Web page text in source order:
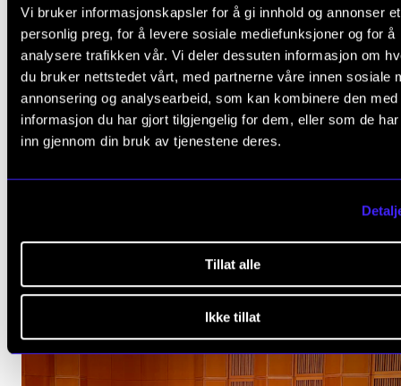
Vi bruker informasjonskapsler for å gi innhold og annonser et
personlig preg, for å levere sosiale mediefunksjoner og for å
analysere trafikken vår. Vi deler dessuten informasjon om
du bruker nettstedet vårt, med partnerne våre innen sosiale
annonsering og analysearbeid, som kan kombinere den med
informasjon du har gjort tilgjengelig for dem, eller som de
inn gjennom din bruk av tjenestene deres.
Tillat alle
Ikke tillat
FAGSTOFF
helse ha i musikerutdanningen?